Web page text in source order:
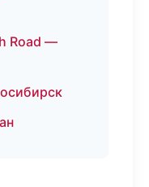
Road —